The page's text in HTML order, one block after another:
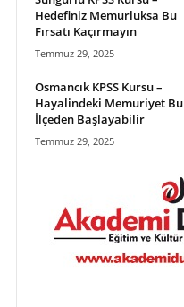
Hedefiniz Memurluksa Bu
Fırsatı Kaçırmayın
Temmuz 29, 2025
Osmancık KPSS Kursu –
Hayalindeki Memuriyet Bu
İlçeden Başlayabilir
Temmuz 29, 2025